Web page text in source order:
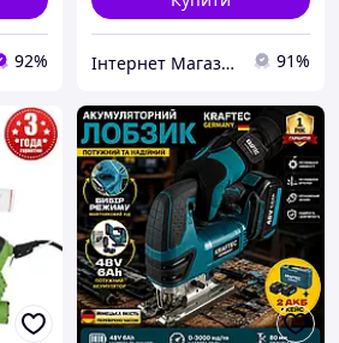
92% Інтернет Магазин "StepShop" 91%